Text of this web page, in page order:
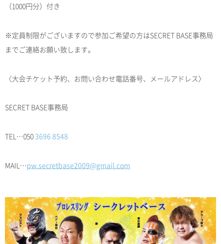
（1000円分）付き
※定員制限がございますので参加ご希望の方はSECRET BASE事務局
までご連絡お願い致します。
〈大会チケット予約、お問い合わせ電話番号、メールアドレス〉
SECRET BASE事務局
TEL…0503696 8548
MAIL…pw.secretbase2009@gmail.com